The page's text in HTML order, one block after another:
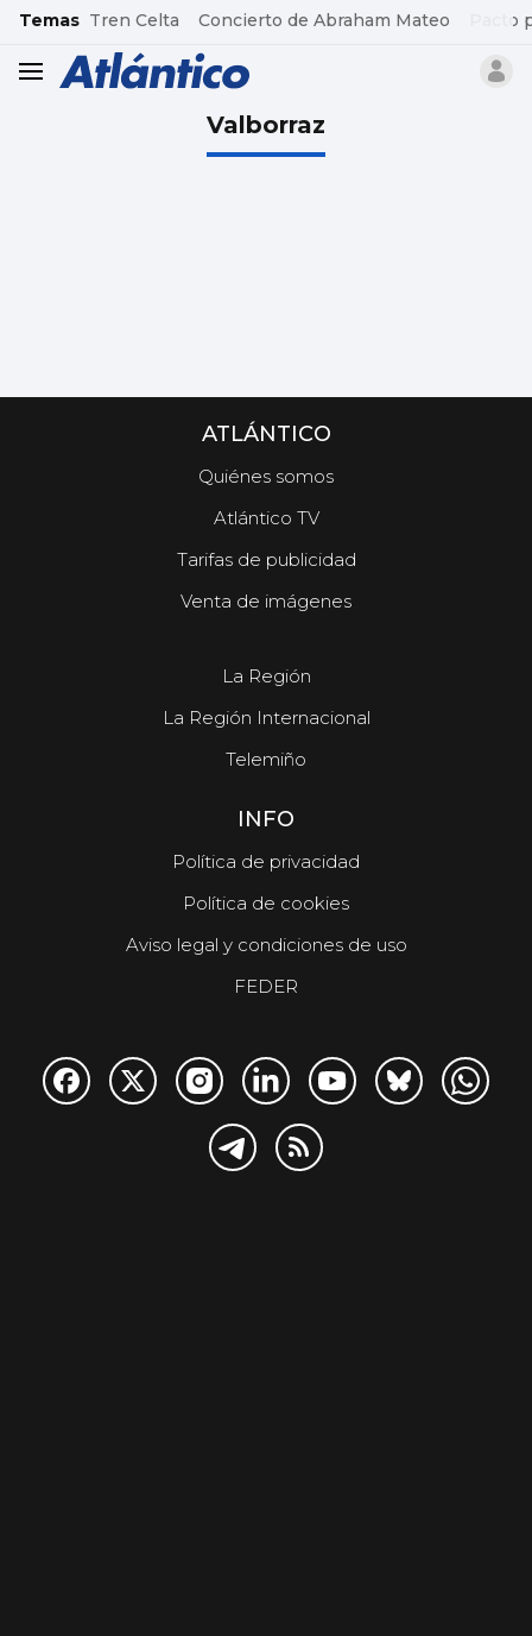
common.go-to-content
Temas Tren Celta Concierto de Abraham Mateo Pacto
header.menu.open
Valborraz
ATLÁNTICO
Quiénes somos
Atlántico TV
Tarifas de publicidad
Venta de imágenes
La Región
La Región Internacional
Telemiño
INFO
Política de privacidad
Política de cookies
Aviso legal y condiciones de uso
FEDER